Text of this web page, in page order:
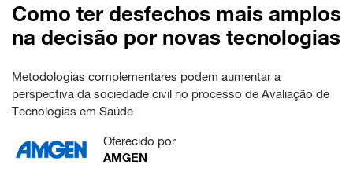
Como ter desfechos mais amplos
na decisão por novas tecnologias
Metodologias complementares podem aumentar a
perspectiva da sociedade civil no processo de Avaliação de
Tecnologias em Saúde
Oferecido por
AMGEN